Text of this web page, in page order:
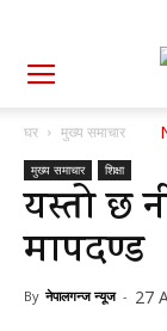
घर मुख्य समाचार
मुख्य समाचार शिक्षा
यस्तो छ
मापदण्ड
By नेपालगन्ज न्यूज - 27